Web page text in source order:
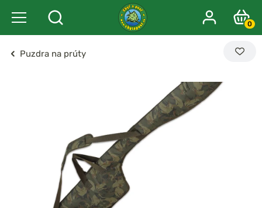
0
Puzdra na prúty